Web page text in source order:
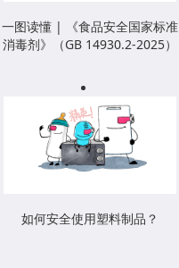
一图读懂 | 《食品安全国家标准
消毒剂》（GB 14930.2-2025）
如何安全使用塑料制品？